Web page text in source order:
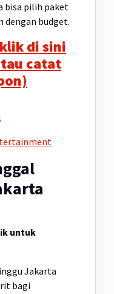
bisa pilih paket
dengan budget.
di sini
catat
untuk
Jakarta
bagi